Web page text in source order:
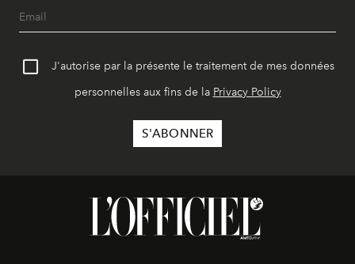
J'autorise par la présente le traitement de mes données
personnelles aux fins de la Privacy Policy